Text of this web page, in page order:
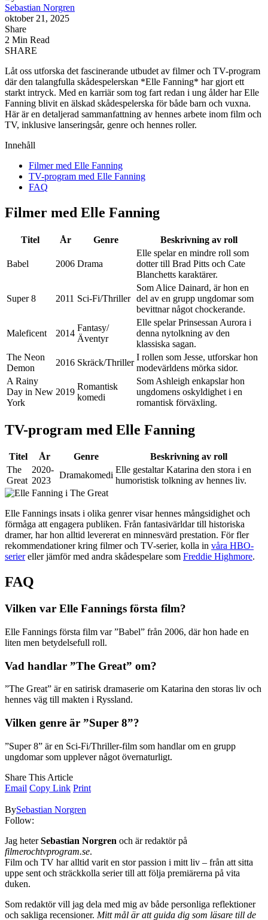
Sebastian Norgren
oktober 21, 2025
Share
2 Min Read
SHARE
Låt oss utforska det fascinerande utbudet av filmer och TV-program
där den talangfulla skådespelerskan *Elle Fanning* har gjort ett
starkt intryck. Med en karriär som tog fart redan i ung ålder har Elle
Fanning blivit en älskad skådespelerska för både barn och vuxna.
Här är en detaljerad sammanfattning av hennes arbete inom film och
TV, inklusive lanseringsår, genre och hennes roller.
Innehåll
Filmer med Elle Fanning
TV-program med Elle Fanning
FAQ
Filmer med Elle Fanning
Titel År Genre Beskrivning av roll
Babel 2006 Drama
Elle spelar en mindre roll som
dotter till Brad Pitts och Cate
Blanchetts karaktärer.
Super 8 2011 Sci-Fi/Thriller
Som Alice Dainard, är hon en
del av en grupp ungdomar som
bevittnar något chockerande.
Maleficent 2014
Fantasy/
Äventyr
Elle spelar Prinsessan Aurora i
denna nytolkning av den
klassiska sagan.
The Neon
Demon
2016 Skräck/Thriller
I rollen som Jesse, utforskar hon
modevärldens mörka sidor.
A Rainy
Day in New
York
2019
Romantisk
komedi
Som Ashleigh enkapslar hon
ungdomens oskyldighet i en
romantisk förväxling.
TV-program med Elle Fanning
Titel År Genre
Beskrivning av roll
The
Great
2020-
2023
Dramakomedi
Elle gestaltar Katarina den stora i en
humoristisk tolkning av hennes liv.
Elle Fannings insats i olika genrer visar hennes mångsidighet och
förmåga att engagera publiken. Från fantasivärldar till historiska
dramer, har hon alltid levererat en minnesvärd prestation. För fler
rekommendationer kring filmer och TV-serier, kolla in våra HBO-
seriereller jämför med andra skådespelare som Freddie Highmore.
FAQ
Vilken var Elle Fannings första film?
Elle Fannings första film var ”Babel” från 2006, där hon hade en
liten men betydelsefull roll.
Vad handlar ”The Great” om?
”The Great” är en satirisk dramaserie om Katarina den storas liv och
hennes väg till makten i Ryssland.
Vilken genre är ”Super 8”?
”Super 8” är en Sci-Fi/Thriller-film som handlar om en grupp
ungdomar som upplever något övernaturligt.
Share This Article
Email Copy Link Print
BySebastian Norgren
Follow:
Jag heterSebastian Norgren och är redaktör på
filmerochtvprogram.se.
Film och TV har alltid varit en stor passion i mitt liv – från att sitta
uppe sent och sträckkolla serier till att följa premiärerna på vita
duken.
Som redaktör vill jag dela med mig av både personliga reflektioner
och sakliga recensioner. Mitt mål är att guida dig som läsare till de